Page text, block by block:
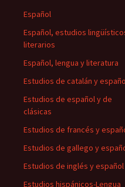
Español
Español, estudios
literarios
Español, lengua y literatura
Estudios de catalán y
Estudios de español y de
clásicas
Estudios de francés y
Estudios de gallego y
Estudios de inglés y español
Estudios hispánicos-Lengua